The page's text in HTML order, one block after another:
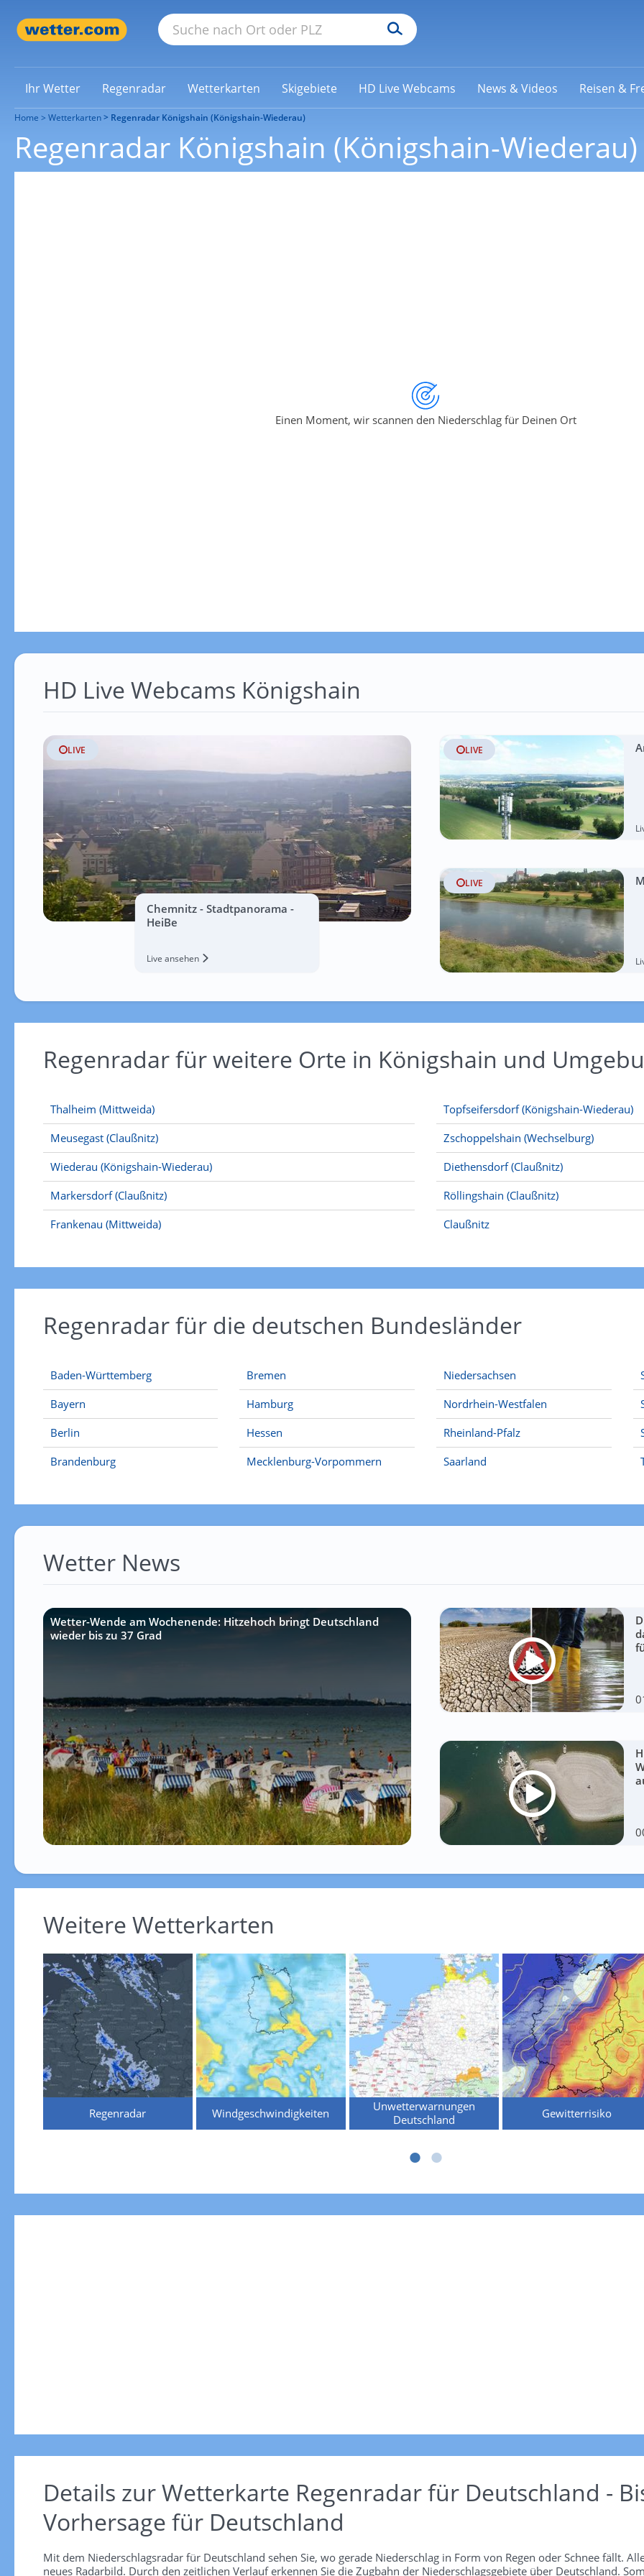
Ihr Wetter Regenradar Wetterkarten Skigebiete HD Live Webcams News & Videos Reisen &
Home Wetterkarten Regenradar Königshain (Königshain-Wiederau)
Regenradar Königshain (Königshain-Wiederau)
Einen Moment, wir scannen den Niederschlag für Deinen Ort
HD Live Webcams Königshain
LIVE
Chemnitz - Stadtpanorama -
HeiBe
Live ansehen
LIVE
LIVE
Regenradar für weitere Orte in Königshain und
Thalheim (Mittweida)
Meusegast (Claußnitz)
Wiederau (Königshain-Wiederau)
Markersdorf (Claußnitz)
Frankenau (Mittweida)
Topfseifersdorf (Königshain-Wiederau)
Zschoppelshain (Wechselburg)
Diethensdorf (Claußnitz)
Röllingshain (Claußnitz)
Claußnitz
Regenradar für die deutschen Bundesländer
Baden-Württemberg
Bayern
Berlin
Brandenburg
Bremen
Hamburg
Hessen
Mecklenburg-Vorpommern
Niedersachsen
Nordrhein-Westfalen
Rheinland-Pfalz
Saarland
Wetter News
Wetter-Wende am Wochenende: Hitzehoch bringt Deutschland
wieder bis zu 37 Grad
Weitere Wetterkarten
Regenradar Windgeschwindigkeiten
Unwetterwarnungen
Deutschland
Gewitterrisiko
Details zur Wetterkarte Regenradar für Deutschland -
Vorhersage für Deutschland
Mit dem Niederschlagsradar für Deutschland sehen Sie, wo gerade Niederschlag in Form von Regen oder Schnee fällt.
neues Radarbild. Durch den zeitlichen Verlauf erkennen Sie die Zugbahn der Niederschlagsgebiete über Deutschland.